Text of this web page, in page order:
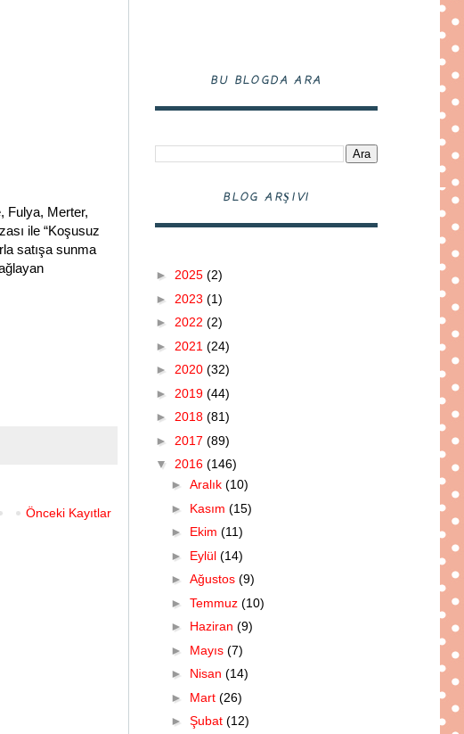
Fulya, Merter,
ile “Koşusuz
satışa sunma
Önceki Kayıtlar
BU BLOGDA ARA
BLOG ARŞIVI
► 2025 (2)
► 2023 (1)
► 2022 (2)
► 2021 (24)
► 2020 (32)
► 2019 (44)
► 2018 (81)
► 2017 (89)
▼ 2016 (146)
► Aralık (10)
► Kasım (15)
► Ekim (11)
► Eylül (14)
► Ağustos (9)
► Temmuz (10)
► Haziran (9)
► Mayıs (7)
► Nisan (14)
► Mart (26)
► Şubat (12)